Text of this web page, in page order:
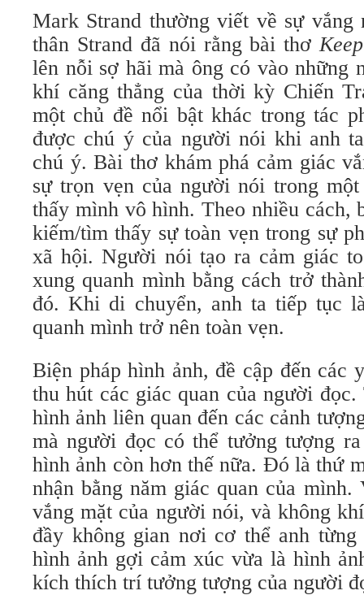
Mark Strand thường viết về sự vắng
thân Strand đã nói rằng bài thơ
lên nỗi sợ hãi mà ông có vào những
khí căng thẳng của thời kỳ Chiến
một chủ đề nổi bật khác trong tác
được chú ý của người nói khi anh
chú ý. Bài thơ khám phá cảm giác
sự trọn vẹn của người nói trong
thấy mình vô hình. Theo nhiều cách,
kiếm/tìm thấy sự toàn vẹn trong sự
xã hội. Người nói tạo ra cảm giác
xung quanh mình bằng cách trở
đó. Khi di chuyển, anh ta tiếp tục
quanh mình trở nên toàn vẹn.
Biện pháp hình ảnh, đề cập đến các
thu hút các giác quan của người
hình ảnh liên quan đến các cảnh
mà người đọc có thể tưởng tượng
hình ảnh còn hơn thế nữa. Đó là thứ
nhận bằng năm giác quan của
vắng mặt của người nói, và không
đầy không gian nơi cơ thể anh
hình ảnh gợi cảm xúc vừa là hình
kích thích trí tưởng tượng của người